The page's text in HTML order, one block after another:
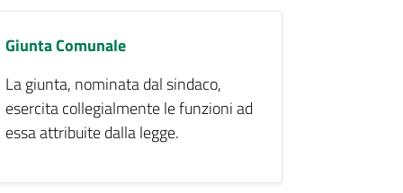
Giunta Comunale
La giunta, nominata dal sindaco,
esercita collegialmente le funzioni ad
essa attribuite dalla legge.